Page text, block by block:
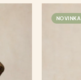
NOVINKA